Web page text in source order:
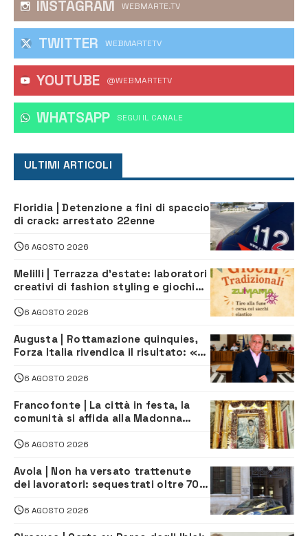
INSTAGRAM WEBMARTE.TV
TWITTER WEBMARTETV
YOUTUBE @WEBMARTETV
WHATSAPP ‎SEGUI IL CANALE
ULTIMI ARTICOLI
Floridia | Detenzione a fini di spaccio
di crack: arrestato 22enne
6 AGOSTO 2026
Melilli | Terrazza d’estate: laboratori
creativi di fashion styling e giochi
iscriversi
6 AGOSTO 2026
Augusta | Rottamazione quinquies,
Forza Italia rivendica il risultato: «La
6 AGOSTO 2026
Francofonte | La città in festa, la
comunità si affida alla Madonna
6 AGOSTO 2026
Avola | Non ha versato trattenute
dei lavoratori: sequestrati oltre 700
climatizzazione
6 AGOSTO 2026